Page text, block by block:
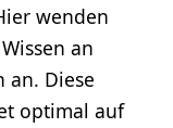
wenden
an
an. Diese
optimal auf